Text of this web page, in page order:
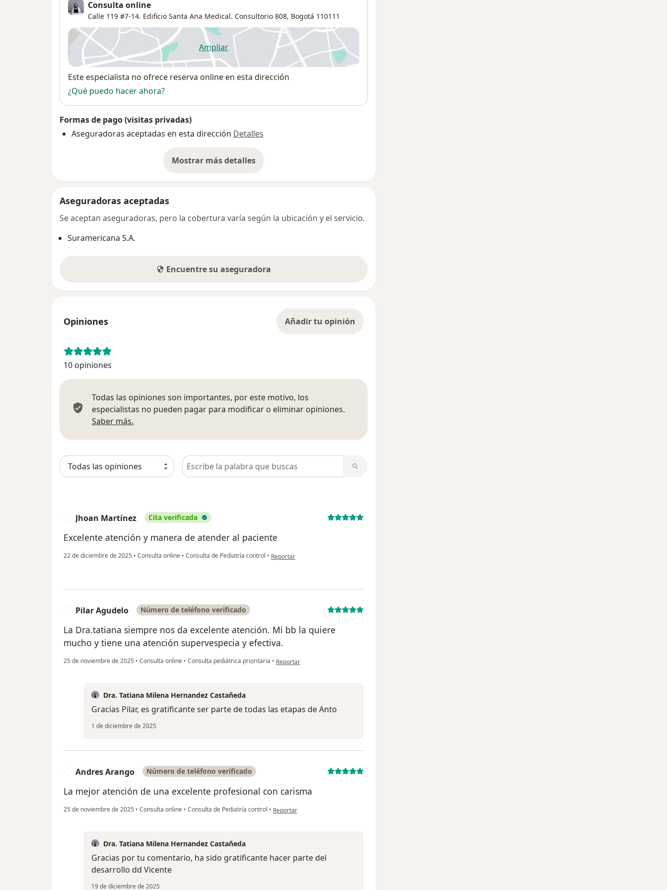
Consulta online
Calle 119 #7-14. Edificio Santa Ana Medical. Consultorio 808, Bogotá 110111
Ampliarse abre en una nueva pestaña
Disponibilidad
Este especialista no ofrece reserva online en esta dirección
¿Qué puedo hacer ahora?
Formas de pago (visitas privadas)
Aseguradoras aceptadas en esta dirección Detalles
Mostrar más detalles
sobre la dirección
Aseguradoras aceptadas
Se aceptan aseguradoras, pero la cobertura varía según la ubicación y el servicio.
Suramericana S.A.
Encuentre su aseguradora
Opiniones Añadir tu opinión
10 opiniones
Todas las opiniones son importantes, por este motivo, los
especialistas no pueden pagar para modificar o eliminar opiniones.
Saber más.
Busca en opiniones
Jhoan Martínez Cita verificada
Excelente atención y manera de atender al paciente
22 de diciembre de 2025 • Consulta online • Consulta de Pediatría control • en opinión del usuario Jhoan Martínez
Reportar
Pilar Agudelo Número de teléfono verificado
La Dra.tatiana siempre nos da excelente atención. Mi bb la quiere
mucho y tiene una atención supervespecia y efectiva.
25 de noviembre de 2025 • Consulta online • Consulta pediátrica prioritaria • en opinión del usuario Pilar Agudelo
Reportar
Dra. Tatiana Milena Hernandez Castañeda
Gracias Pilar, es gratificante ser parte de todas las etapas de Anto
1 de diciembre de 2025
Andres Arango Número de teléfono verificado
La mejor atención de una excelente profesional con carisma
25 de noviembre de 2025 • Consulta online • Consulta de Pediatría control • en opinión del usuario Andres Arango
Reportar
Dra. Tatiana Milena Hernandez Castañeda
Gracias por tu comentario, ha sido gratificante hacer parte del
desarrollo dd Vicente
19 de diciembre de 2025